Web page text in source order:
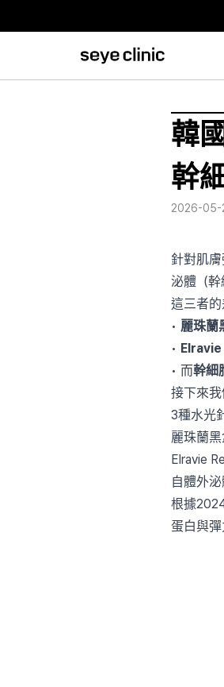
韓
幹
2026-05-
針對肌
泌體（
這三者的
• 麗珠蘭
• Elravie
• 而幹細
接下來我
3種水光
麗珠蘭
Elravie
自體外
根據
蛋白與